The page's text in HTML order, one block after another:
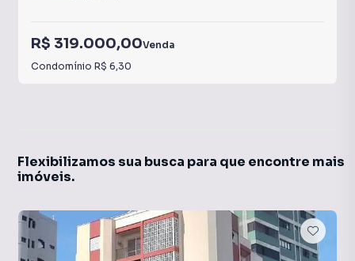
R$ 319.000,00Venda
Condomínio R$ 6,30
Flexibilizamos sua busca para que encontre mais
imóveis.